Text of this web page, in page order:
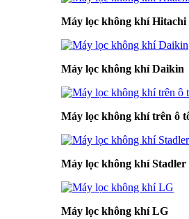
Máy lọc không khí Hitachi
Máy lọc không khí Daikin
Máy lọc không khí trên ô
Máy lọc không khí
Máy lọc không khí LG